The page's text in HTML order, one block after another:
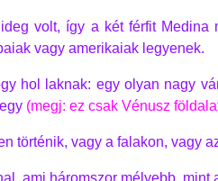
volt, így a két férfit
vagy amerikaiak legyenek.
hol laknak: egy olyan nagy
(megj: ez csak Vénusz
történik, vagy a falakon, vagy